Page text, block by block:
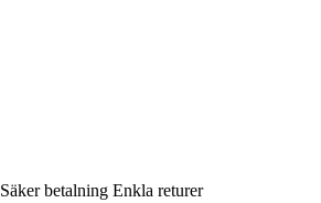
Säker betalning Enkla returer